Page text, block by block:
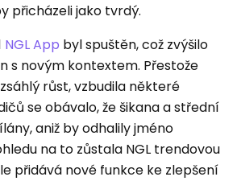
přicházeli jako tvrdý.
NGL App byl spuštěn, což zvýšilo
s novým kontextem. Přestože
růst, vzbudila některé
se obávalo, že šikana a střední
aniž by odhalily jméno
na to zůstala NGL trendovou
přidává nové funkce ke zlepšení